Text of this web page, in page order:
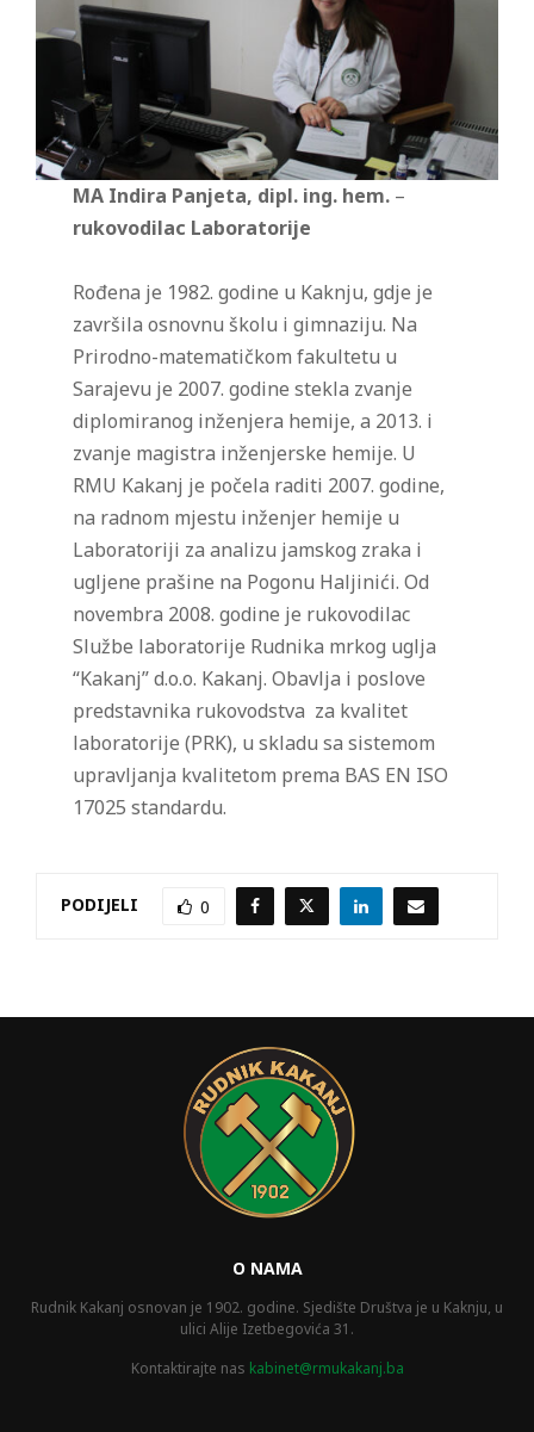
MA Indira Panjeta, dipl. ing. hem. –
rukovodilac Laboratorije
Rođena je 1982. godine u Kaknju, gdje je
završila osnovnu školu i gimnaziju. Na
Prirodno-matematičkom fakultetu u
Sarajevu je 2007. godine stekla zvanje
diplomiranog inženjera hemije, a 2013. i
zvanje magistra inženjerske hemije. U
RMU Kakanj je počela raditi 2007. godine,
na radnom mjestu inženjer hemije u
Laboratoriji za analizu jamskog zraka i
ugljene prašine na Pogonu Haljinići. Od
novembra 2008. godine je rukovodilac
Službe laboratorije Rudnika mrkog uglja
“Kakanj” d.o.o. Kakanj. Obavlja i poslove
predstavnika rukovodstva za kvalitet
laboratorije (PRK), u skladu sa sistemom
upravljanja kvalitetom prema BAS EN ISO
17025 standardu.
PODIJELI 0
O NAMA
Rudnik Kakanj osnovan je 1902. godine. Sjedište Društva je u Kaknju, u
ulici Alije Izetbegovića 31.
Kontaktirajte nas kabinet@rmukakanj.ba